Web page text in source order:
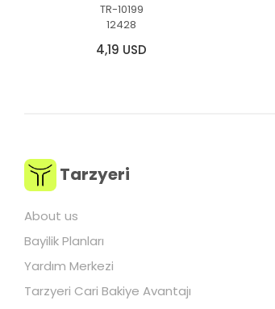
TR-10199
12428
4,19 USD
Tarzyeri
About us
Bayilik Planları
Yardım Merkezi
Tarzyeri Cari Bakiye Avantajı